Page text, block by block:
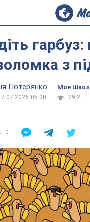
гарбуз:
з
Потерянко
Моя
7.07.2026 05:00
29,2 т.
0